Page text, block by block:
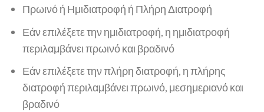
Πρωινό ή Ημιδιατροφή ή Πλήρη Διατροφή
Εάν επιλέξετε την ημιδιατροφή, η ημιδιατροφή
περιλαμβάνει πρωινό και βραδινό
Εάν επιλέξετε την πλήρη διατροφή, η πλήρης
διατροφή περιλαμβάνει πρωινό, μεσημεριανό και
βραδινό